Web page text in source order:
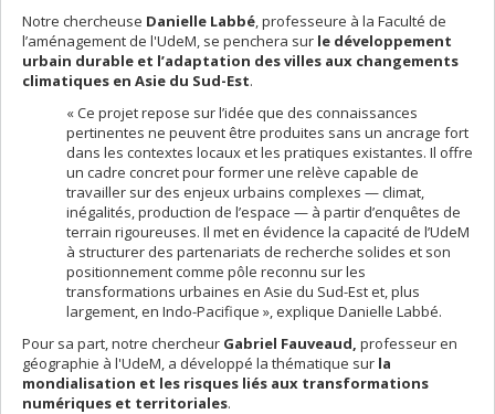
Notre chercheuse Danielle Labbé, professeure à la Faculté de
l’aménagement de l'UdeM, se penchera sur le développement
urbain durable et l’adaptation des villes aux changements
climatiques en Asie du Sud-Est.
« Ce projet repose sur l’idée que des connaissances
pertinentes ne peuvent être produites sans un ancrage fort
dans les contextes locaux et les pratiques existantes. Il offre
un cadre concret pour former une relève capable de
travailler sur des enjeux urbains complexes — climat,
inégalités, production de l’espace — à partir d’enquêtes de
terrain rigoureuses. Il met en évidence la capacité de l’UdeM
à structurer des partenariats de recherche solides et son
positionnement comme pôle reconnu sur les
transformations urbaines en Asie du Sud-Est et, plus
largement, en Indo-Pacifique », explique Danielle Labbé.
Pour sa part, notre chercheur Gabriel Fauveaud, professeur en
géographie à l'UdeM, a développé la thématique sur la
mondialisation et les risques liés aux transformations
numériques et territoriales.